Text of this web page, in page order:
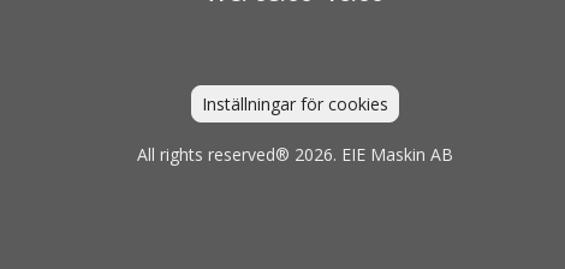
Inställningar för cookies
All rights reserved® 2026. EIE Maskin AB